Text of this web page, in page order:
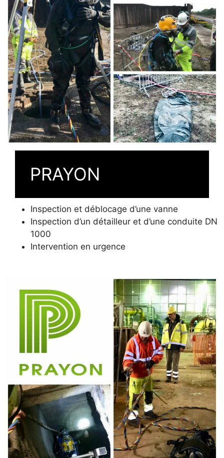
PRAYON
Inspection et déblocage d’une vanne
Inspection d’un détailleur et d’une conduite DN
1000
Intervention en urgence